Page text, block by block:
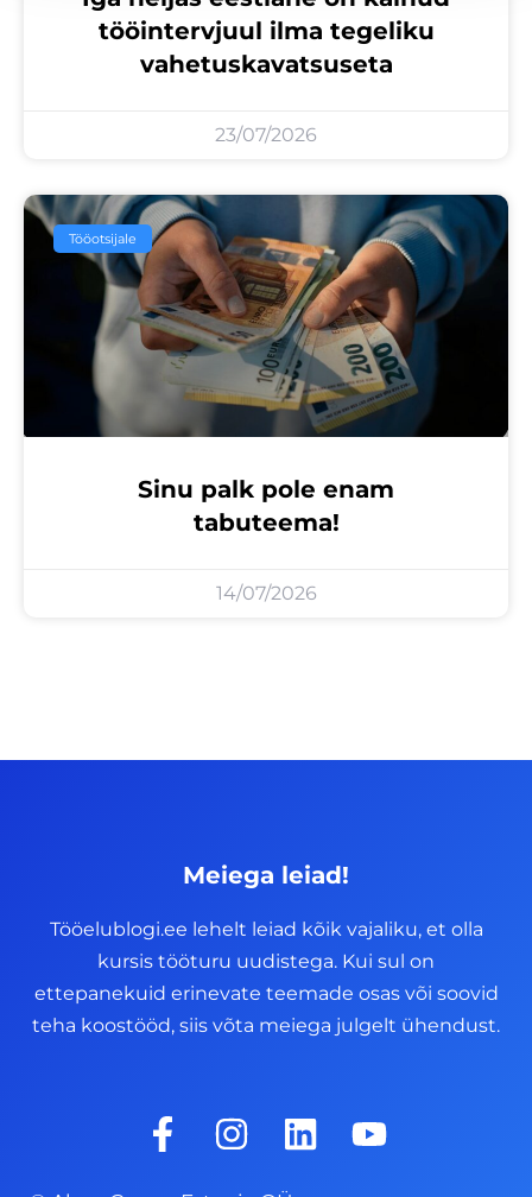
tööintervjuul ilma tegeliku
vahetuskavatsuseta
23/07/2026
Tööotsijale
Sinu palk pole enam
tabuteema!
14/07/2026
Meiega leiad!
Tööelublogi.ee lehelt leiad kõik vajaliku, et olla
kursis tööturu uudistega. Kui sul on
ettepanekuid erinevate teemade osas või soovid
teha koostööd, siis võta meiega julgelt ühendust.
F
a
I
n
s
L
i
Y
o